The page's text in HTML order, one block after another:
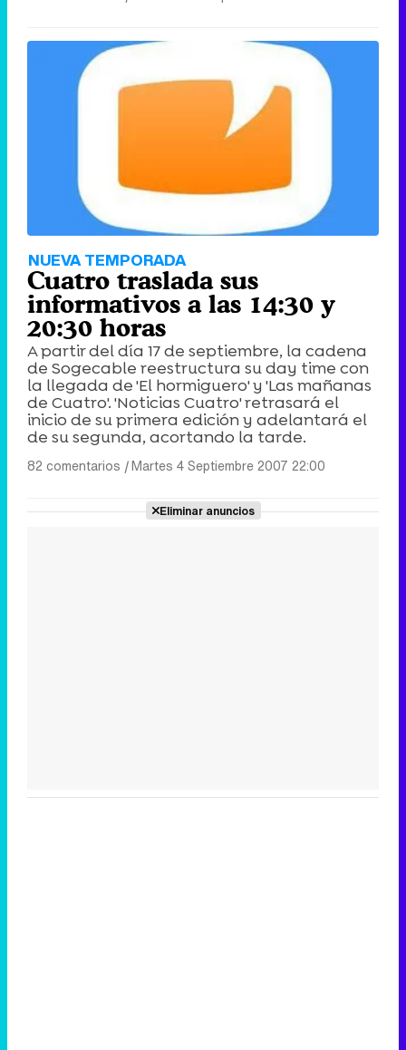
NUEVA TEMPORADA
Cuatro traslada sus
informativos a las 14:30 y
20:30 horas
A partir del día 17 de septiembre, la cadena
de Sogecable reestructura su day time con
la llegada de 'El hormiguero' y 'Las mañanas
de Cuatro'. 'Noticias Cuatro' retrasará el
inicio de su primera edición y adelantará el
de su segunda, acortando la tarde.
82 comentarios |Martes 4 Septiembre 2007 22:00
Eliminar anuncios